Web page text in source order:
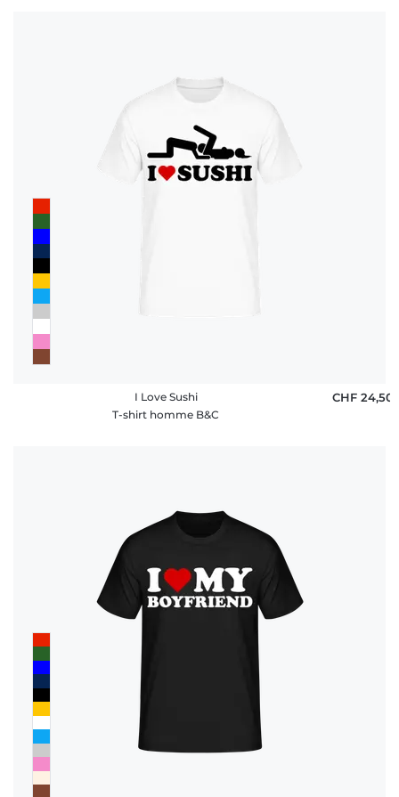
I Love Sushi
T-shirt homme B&C
CHF 24,50